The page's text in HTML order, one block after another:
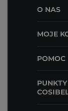
O NAS
MOJE
POMOC